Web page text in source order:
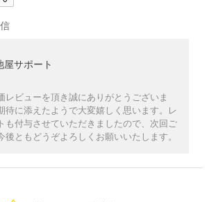
屋サポート
レビューを頂き誠にありがとうございま
待に添えたようで大変嬉しく思います。レ
も付与させていただきましたので、次回ご
後ともどうぞよろしくお願いいたします。